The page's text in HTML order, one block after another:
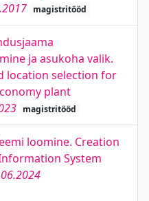
magistritööd
ja asukoha valik.
location selection for
plant
magistritööd
loomine. Creation
System